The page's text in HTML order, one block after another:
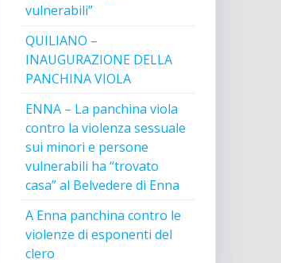
vulnerabili”
QUILIANO –
INAUGURAZIONE DELLA
PANCHINA VIOLA
ENNA – La panchina viola
contro la violenza sessuale
sui minori e persone
vulnerabili ha “trovato
casa” al Belvedere di Enna
A Enna panchina contro le
violenze di esponenti del
clero